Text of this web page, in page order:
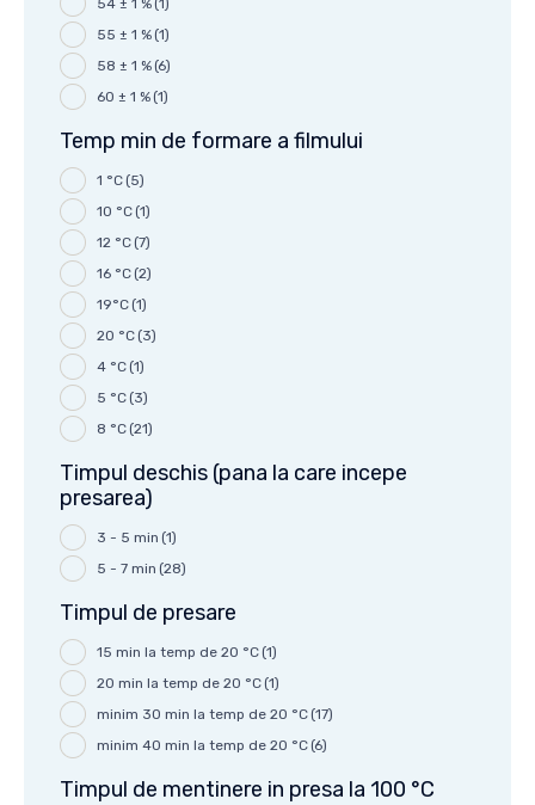
54 ± 1 %(1)
55 ± 1 %(1)
58 ± 1 %(6)
60 ± 1 %(1)
Temp min de formare a filmului
1 °C(5)
10 °C(1)
12 °C(7)
16 °C(2)
19°C(1)
20 °C(3)
4 °C(1)
5 °C(3)
8 °C(21)
Timpul deschis (pana la care incepe
presarea)
3 - 5 min (1)
5 - 7 min (28)
Timpul de presare
15 min la temp de 20 °C(1)
20 min la temp de 20 °C(1)
minim 30 min la temp de 20 °C(17)
minim 40 min la temp de 20 °C(6)
Timpul de mentinere in presa la 100 °C